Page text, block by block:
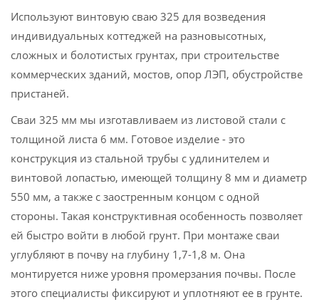
Используют винтовую сваю 325 для возведения
индивидуальных коттеджей на разновысотных,
сложных и болотистых грунтах, при строительстве
коммерческих зданий, мостов, опор ЛЭП, обустройстве
пристаней.
Сваи 325 мм мы изготавливаем из листовой стали с
толщиной листа 6 мм. Готовое изделие - это
конструкция из стальной трубы с удлинителем и
винтовой лопастью, имеющей толщину 8 мм и диаметр
550 мм, а также с заостренным концом с одной
стороны. Такая конструктивная особенность позволяет
ей быстро войти в любой грунт. При монтаже сваи
углубляют в почву на глубину 1,7-1,8 м. Она
монтируется ниже уровня промерзания почвы. После
этого специалисты фиксируют и уплотняют ее в грунте.